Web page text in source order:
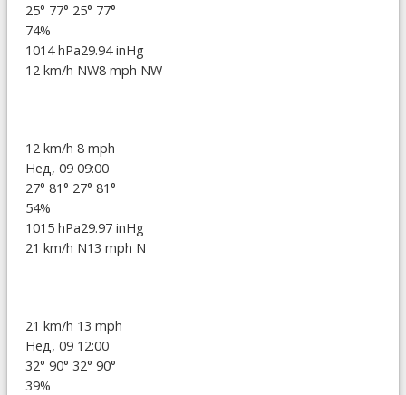
25° 77° 25° 77°
74%
1014 hPa29.94 inHg
12 km/h NW8 mph NW
12 km/h 8 mph
Нед, 09 09:00
27° 81° 27° 81°
54%
1015 hPa29.97 inHg
21 km/h N13 mph N
21 km/h 13 mph
Нед, 09 12:00
32° 90° 32° 90°
39%